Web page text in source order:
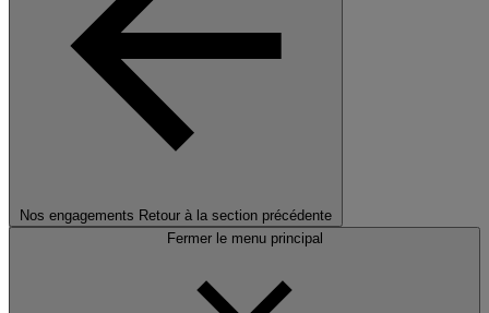
Nos engagements Retour à la section précédente
Fermer le menu principal